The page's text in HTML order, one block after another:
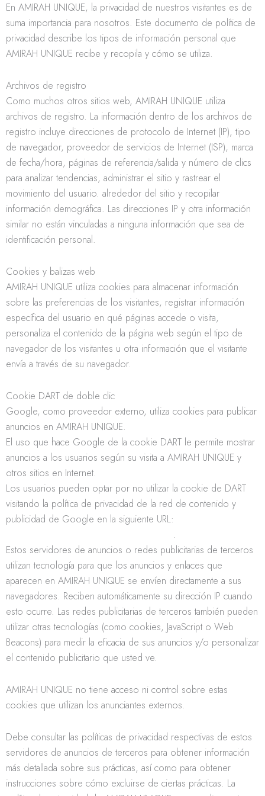
En AMIRAH UNIQUE, la privacidad de nuestros visitantes es de
suma importancia para nosotros. Este documento de política de
privacidad describe los tipos de información personal que
AMIRAH UNIQUE recibe y recopila y cómo se utiliza.
Archivos de registro
Como muchos otros sitios web, AMIRAH UNIQUE utiliza
archivos de registro. La información dentro de los archivos de
registro incluye direcciones de protocolo de Internet (IP), tipo
de navegador, proveedor de servicios de Internet (ISP), marca
de fecha/hora, páginas de referencia/salida y número de clics
para analizar tendencias, administrar el sitio y rastrear el
movimiento del usuario. alrededor del sitio y recopilar
información demográfica. Las direcciones IP y otra información
similar no están vinculadas a ninguna información que sea de
identificación personal.
Cookies y balizas web
AMIRAH UNIQUE utiliza cookies para almacenar información
sobre las preferencias de los visitantes, registrar información
específica del usuario en qué páginas accede o visita,
personaliza el contenido de la página web según el tipo de
navegador de los visitantes u otra información que el visitante
envía a través de su navegador.
Cookie DART de doble clic
Google, como proveedor externo, utiliza cookies para publicar
anuncios en AMIRAH UNIQUE.
El uso que hace Google de la cookie DART le permite mostrar
anuncios a los usuarios según su visita a AMIRAH UNIQUE y
otros sitios en Internet.
Los usuarios pueden optar por no utilizar la cookie de DART
visitando la política de privacidad de la red de contenido y
publicidad de Google en la siguiente URL:
.
Estos servidores de anuncios o redes publicitarias de terceros
utilizan tecnología para que los anuncios y enlaces que
aparecen en AMIRAH UNIQUE se envíen directamente a sus
navegadores. Reciben automáticamente su dirección IP cuando
esto ocurre. Las redes publicitarias de terceros también pueden
utilizar otras tecnologías (como cookies, JavaScript o Web
Beacons) para medir la eficacia de sus anuncios y/o personalizar
el contenido publicitario que usted ve.
AMIRAH UNIQUE no tiene acceso ni control sobre estas
cookies que utilizan los anunciantes externos.
Debe consultar las políticas de privacidad respectivas de estos
servidores de anuncios de terceros para obtener información
más detallada sobre sus prácticas, así como para obtener
instrucciones sobre cómo excluirse de ciertas prácticas. La